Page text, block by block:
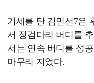
기세를 탄 김민선7은
서 징검다리 버디를
서는 연속 버디를 성
마무리 지었다.